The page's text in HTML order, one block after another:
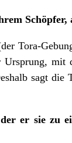
Schöpfer,
Tora-
Ursprung,
sagt
er sie zu